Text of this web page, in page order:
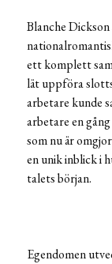
Blanche
ett komplett
lät uppföra
arbetare kunde
arbetare en
som nu är
en unik inblick i
talets början.
Egendomen